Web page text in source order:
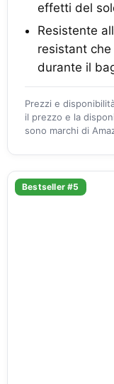
effetti del
Resistente
resistant
durante il
Prezzi e
il prezzo e la
sono marchi di
Bestseller #5